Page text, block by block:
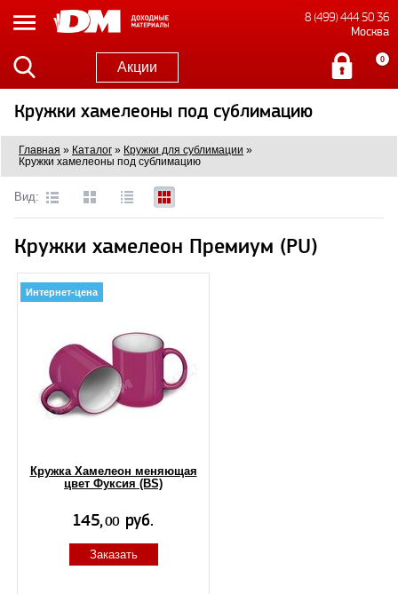
8 (499) 444 50 36
Москва
Акции 0
Кружки хамелеоны под сублимацию
Главная » Каталог » Кружки для сублимации »
Кружки хамелеоны под сублимацию
Вид:
Кружки хамелеон Премиум (PU)
Интернет-цена
Кружка Хамелеон меняющая
цвет Фуксия (BS)
Заказать